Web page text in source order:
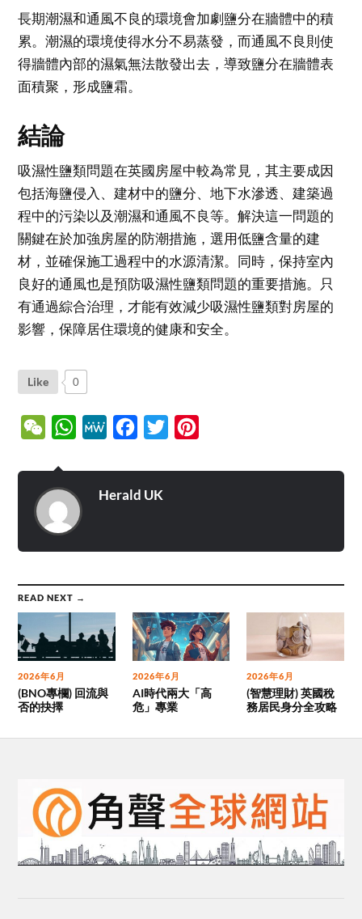
長期潮濕和通風不良的環境會加劇鹽分在牆體中的積
累。潮濕的環境使得水分不易蒸發，而通風不良則使
得牆體內部的濕氣無法散發出去，導致鹽分在牆體表
面積聚，形成鹽霜。
結論
吸濕性鹽類問題在英國房屋中較為常見，其主要成因
包括海鹽侵入、建材中的鹽分、地下水滲透、建築過
程中的污染以及潮濕和通風不良等。解決這一問題的
關鍵在於加強房屋的防潮措施，選用低鹽含量的建
材，並確保施工過程中的水源清潔。同時，保持室內
良好的通風也是預防吸濕性鹽類問題的重要措施。只
有通過綜合治理，才能有效減少吸濕性鹽類對房屋的
影響，保障居住環境的健康和安全。
Like 0
WeChatWhatsApp
MeWe Facebook
Twitter
Herald UK
READ NEXT →
2026年6月
(BNO專欄) 回流與
否的抉擇
2026年6月
AI時代兩大「高
危」專業
2026年6月
(智慧理財) 英國稅
務居民身分全攻略